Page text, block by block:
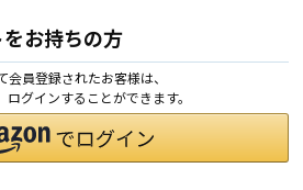
お持ちの方
員登録されたお客様は、
グインすることができます。